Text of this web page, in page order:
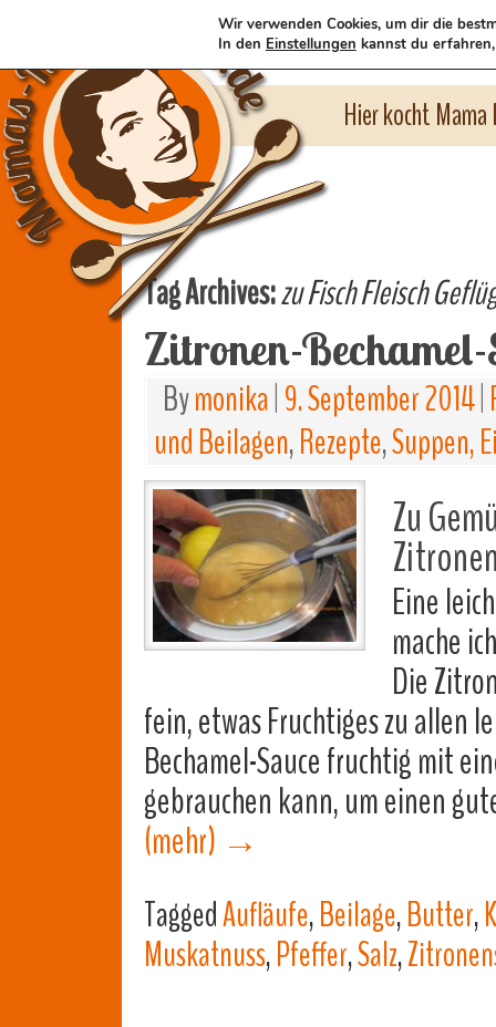
Hier kocht
Tag Archives:zu Fisch Fleisch
Zitronen-Bechamel-
Bymonika 9. September 2014
und Beilagen,Rezepte,Suppen,
Zu
Eine
mache
Die
fein, etwas Fruchtiges zu allen
Bechamel-Sauce fruchtig mit
gebrauchen kann, um einen
(mehr) →
TaggedAufläufe,Beilage,Butter,
Muskatnuss,Pfeffer,Salz,
Wir verwenden Cookies, um dir die
In den Einstellungen kannst du